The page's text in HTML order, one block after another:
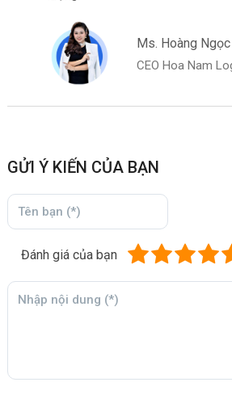
Ms. Hoàng Ngọc
CEO Hoa Nam
GỬI Ý KIẾN CỦA BẠN
Đánh giá của bạn